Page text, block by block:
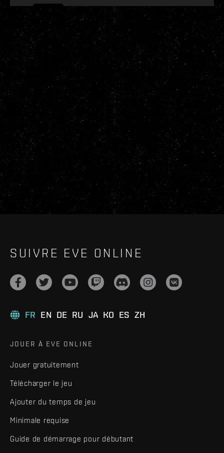
SUIVRE EVE ONLINE
FR EN DE RU JA KO ES ZH
JOUER À EVE ONLINE
Jouer gratuitement
Télécharger le jeu
Ajouter du temps de jeu
Minimale requise
Guide de démarrage pour débutant